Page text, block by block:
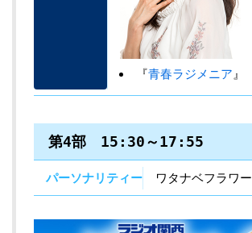
『青春ラジメニア 』
第4部 15:30～17:55
パーソナリティー ワタナベフラワー